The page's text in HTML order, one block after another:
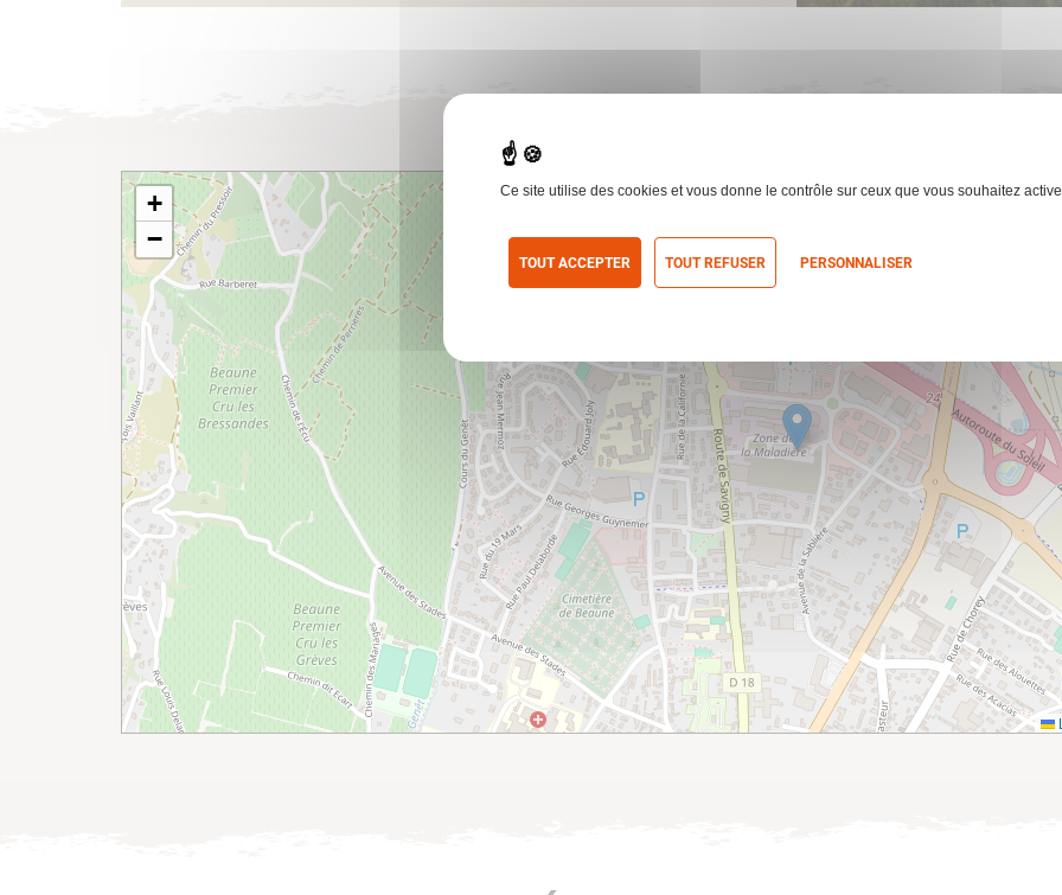
+
−
Ce site utilise des cookies et vous donne le contrôle sur ceux que vous souhaitez
TOUT ACCEPTER TOUT REFUSER PERSONNALISER